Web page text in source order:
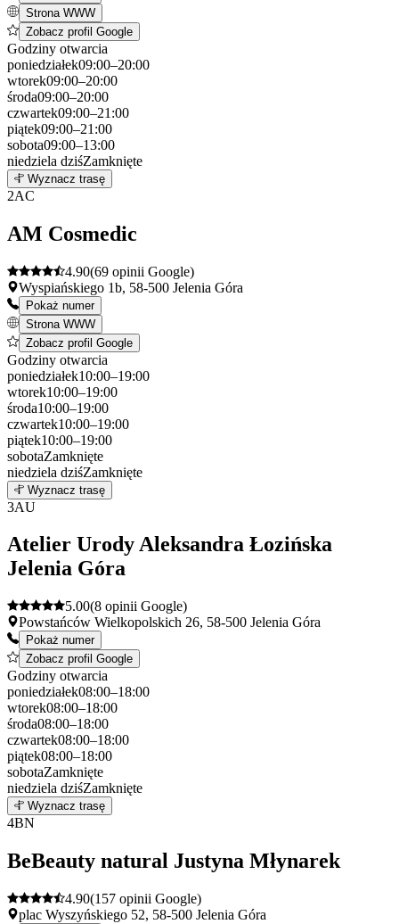
Strona WWW
Zobacz profil Google
Godziny otwarcia
poniedziałek09:00–20:00
wtorek09:00–20:00
środa09:00–20:00
czwartek09:00–21:00
piątek09:00–21:00
sobota09:00–13:00
niedziela dziśZamknięte
+
Wyznacz trasę
2AC
AM Cosmedic
4.90(69 opinii Google)
Wyspiańskiego 1b, 58-500 Jelenia Góra
Pokaż numer
Strona WWW
Zobacz profil Google
Godziny otwarcia
poniedziałek10:00–19:00
wtorek10:00–19:00
środa10:00–19:00
czwartek10:00–19:00
piątek10:00–19:00
sobotaZamknięte
niedziela dziśZamknięte
+
Wyznacz trasę
3AU
Atelier Urody Aleksandra Łozińska
Jelenia Góra
5.00(8 opinii Google)
Powstańców Wielkopolskich 26, 58-500 Jelenia Góra
Pokaż numer
Zobacz profil Google
Godziny otwarcia
poniedziałek08:00–18:00
wtorek08:00–18:00
środa08:00–18:00
czwartek08:00–18:00
piątek08:00–18:00
sobotaZamknięte
niedziela dziśZamknięte
+
−
Wyznacz trasę
4BN
BeBeauty natural Justyna Młynarek
4.90(157 opinii Google)
plac Wyszyńskiego 52, 58-500 Jelenia Góra